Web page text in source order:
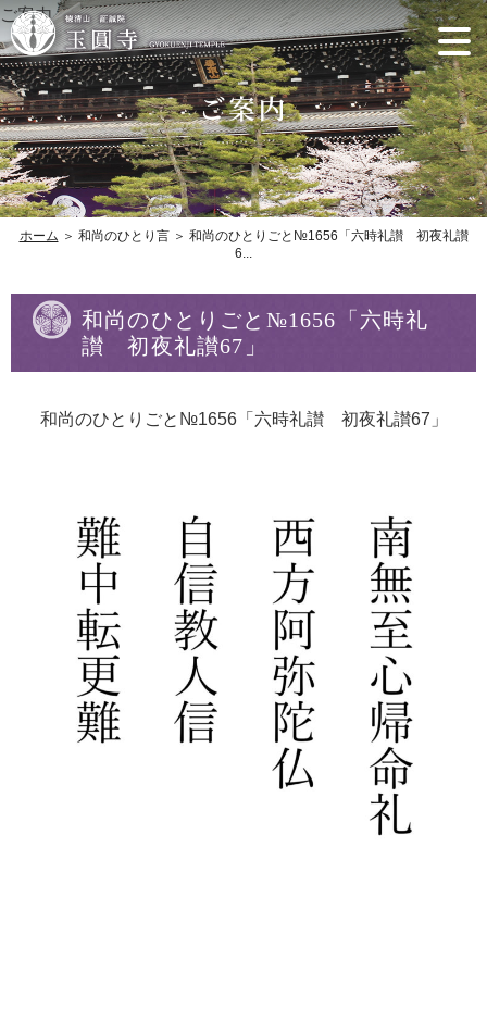
ご案内
ホーム ＞ 和尚のひとり言 ＞ 和尚のひとりごと№1656「六時礼讃 初夜礼讃
6...
和尚のひとりごと№1656「六時礼
讃 初夜礼讃67」
和尚のひとりごと№1656「六時礼讃 初夜礼讃67」